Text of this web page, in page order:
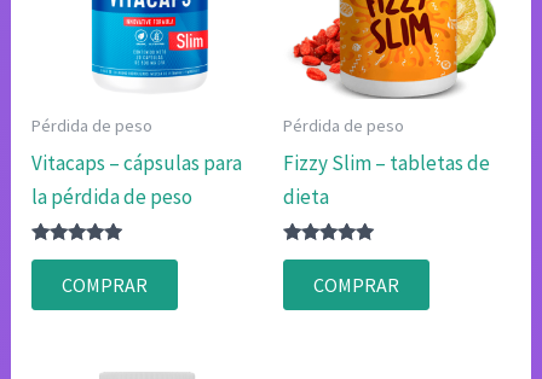
Pérdida de peso
Vitacaps – cápsulas para
la pérdida de peso
Valorado
4.75
de 5
COMPRAR
Pérdida de peso
Fizzy Slim – tabletas de
dieta
Valorado
4.80
de 5
COMPRAR